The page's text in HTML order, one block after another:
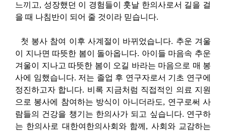
느끼고, 성장했던 이 경험들이 훗날 한의사로서 길을 걸
을 때 나침반이 되어 줄 것이라 믿습니다.
첫 봉사 참여 이후 사계절이 바뀌었습니다. 추운 겨울
이 지나면 따뜻한 봄이 돌아옵니다. 아이들 마음속 추운
겨울이 지나고 따뜻한 봄이 오길 바라는 마음으로 매 봉
사에 임했습니다. 저는 졸업 후 연구자로서 기초 연구에
정진하고자 합니다. 비록 지금처럼 직접적인 의료 지원
으로 봉사에 참여하는 방식이 아니더라도, 연구로써 사
람들의 건강을 챙기는 한의사가 되고 싶습니다. 연구하
는 한의사로 대한여한의사회와 함께, 사회와 교감하는